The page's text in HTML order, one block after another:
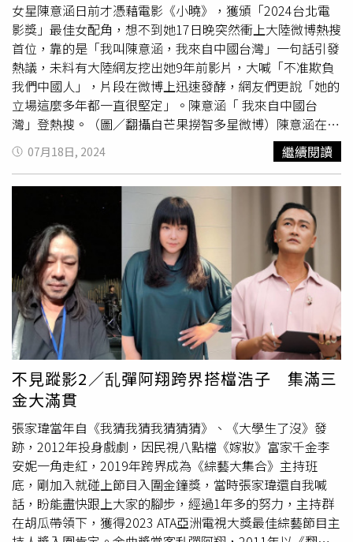
女星陳意涵日前才憑藉電影《小曉》，獲頒「2024台北電
影獎」最佳女配角，想不到她17日晚突然衝上大陸微博熱搜
首位，靠的是「我叫陳意涵，我來自中國台灣」一句話引發
熱議，未料有大陸網友挖出她9年前影片，大喊「不准欺負
我們中國人」，片段在微博上迅速發酵，網友們更說「她的
立場這麼多年都一直很堅定」。陳意涵「 我來自中國台
灣」登熱搜。（圖／翻攝自芒果撈智多星微博）陳意涵在錄
製中國綜藝節目《花兒與少年好友記》最新一集節目中，自
我介紹時說道「大家好，我叫陳意涵，我來自中國台灣」，
同時在幕後訪問中，她也讚嘆現在就是地球村，人與人之間
的距離接近很多，「好像轉過一個角就到了一個另外一個地
方，你就可以學習一個新的你不知道的地方的文化，我覺得
是很值得的」。這段畫面被微博營銷號截取出來後瘋傳，畫
面曝光後更讓大陸網友嗨翻，關鍵詞更直衝熱搜榜第一，在
榜時間長達13小時，此外，大陸網友還挖出陳意涵9年前在
綜藝《花兒與少年》第二季中的片段，表示她早在9年前就
表態過，當時陳意涵在玩枕頭大戰，面對外國人也是大喊，
「不準欺負我們中國人」，表示她9年如一的態度，直接成
為中國網友心中的標準藝人。中國官媒央視發布一則「反台
獨」的文章讓許多台灣藝人轉發，包括陳意涵。（圖／翻攝
自微博）大陸網友激讚紛紛在底下留言，「這才是身為一個
台灣人應有的品質」、「真的特別棒，就是喜歡這種愛國的
明星」、「陳意涵是個明事理的中國台灣人」。此外，520
總統賴清德上任時表示「兩岸互不隸屬」後，中國官媒央視
隨即發布「反台獨」文章，當時就有許多台灣藝人轉發表
態，央視5月22日突然發布聲明，「台獨死路一條，中國終
將實現完全統一」，疑似回應賴清德在就職典禮上的說法，
許多台灣藝人也跟進轉發表態，包括侯佩岑、張韶涵、楊丞
07月18日, 2024 繼續閱讀
不見蹤影2／乱彈阿翔跨界搭檔浩子 集滿三
金大滿貫
張家瑋當年自《我猜我猜我猜猜猜》、《大學生了沒》發
跡，2012年投身戲劇，因民視八點檔《嫁妝》富家千金李
安妮一角走紅，2019年跨界成為《綜藝大集合》主持班
底，剛加入就碰上節目入圍金鐘獎，當時張家瑋還自我喊
話，盼能盡快跟上大家的腳步，經過1年多的努力，主持群
在胡瓜帶領下，獲得2023 ATA亞洲電視大獎最佳綜藝節目主